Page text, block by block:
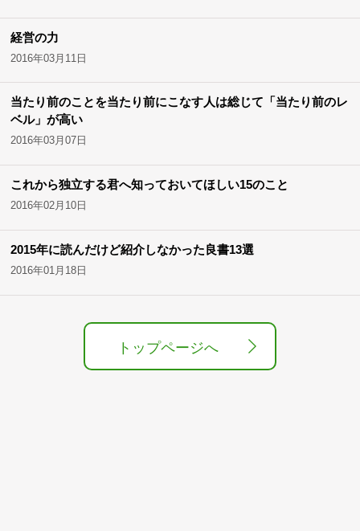
経営の力
2016年03月11日
当たり前のことを当たり前にこなす人は総じて「当たり前のレ
ベル」が高い
2016年03月07日
これから独立する君へ知っておいてほしい15のこと
2016年02月10日
2015年に読んだけど紹介しなかった良書13選
2016年01月18日
トップページへ